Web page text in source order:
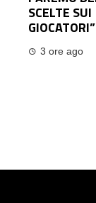
SCELTE SUI
GIOCATORI”
3 ore ago